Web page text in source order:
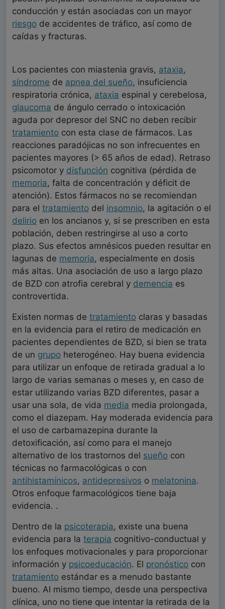
conducción y están asociadas con un mayor
riesgo de accidentes de tráfico, así como de
caídas y fracturas.
Los pacientes con miastenia gravis, ataxia,
síndrome de apnea del sueño, insuficiencia
respiratoria crónica, ataxia espinal y cerebelosa,
glaucoma de ángulo cerrado o intoxicación
aguda por depresor del SNC no deben recibir
tratamiento con esta clase de fármacos. Las
reacciones paradójicas no son infrecuentes en
pacientes mayores (> 65 años de edad). Retraso
psicomotor y disfunción cognitiva (pérdida de
memoria, falta de concentración y déficit de
atención). Estos fármacos no se recomiendan
para el tratamiento del insomnio, la agitación o el
delirio en los ancianos y, si se prescriben en esta
población, deben restringirse al uso a corto
plazo. Sus efectos amnésicos pueden resultar en
lagunas de memoria, especialmente en dosis
más altas. Una asociación de uso a largo plazo
de BZD con atrofia cerebral y demencia es
controvertida.
Existen normas de tratamiento claras y basadas
en la evidencia para el retiro de medicación en
pacientes dependientes de BZD, si bien se trata
de un grupo heterogéneo. Hay buena evidencia
para utilizar un enfoque de retirada gradual a lo
largo de varias semanas o meses y, en caso de
estar utilizando varias BZD diferentes, pasar a
usar una sola, de vida media media prolongada,
como el diazepam. Hay moderada evidencia para
el uso de carbamazepina durante la
detoxificación, así como para el manejo
alternativo de los trastornos del sueño con
técnicas no farmacológicas o con
antihistamínicos, antidepresivos o melatonina.
Otros enfoque farmacológicos tiene baja
evidencia. .
Dentro de la psicoterapia, existe una buena
evidencia para la terapia cognitivo-conductual y
los enfoques motivacionales y para proporcionar
información y psicoeducación. El pronóstico con
tratamiento estándar es a menudo bastante
bueno. Al mismo tiempo, desde una perspectiva
clínica, uno no tiene que intentar la retirada de la